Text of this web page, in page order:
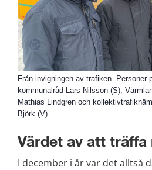
Från invigningen av trafiken. Personer
kommunalråd Lars Nilsson (S),
Mathias Lindgren och
Björk (V).
Värdet av att träffa
I december i år var det alltså